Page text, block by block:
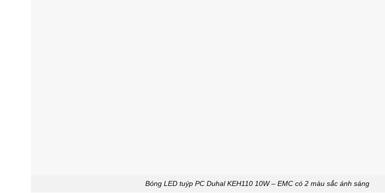
Bóng LED tuýp PC Duhal KEH110 10W – EMC có 2 màu sắc ánh sáng